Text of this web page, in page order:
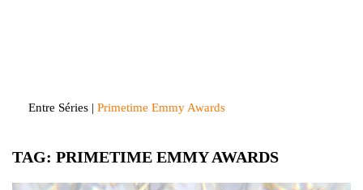
Entre Séries | Primetime Emmy Awards
TAG: PRIMETIME EMMY AWARDS